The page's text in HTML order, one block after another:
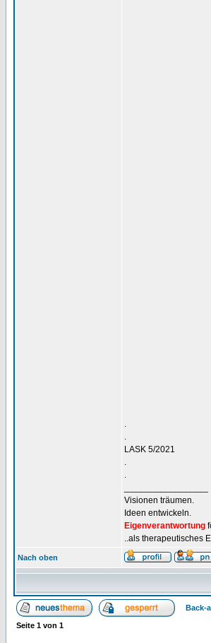
.
.
LASK 5/2021
.
.
Visionen träumen.
Ideen entwickeln.
Eigenverantwortung
..als therapeutisches
Nach oben
Back-
Seite 1 von 1